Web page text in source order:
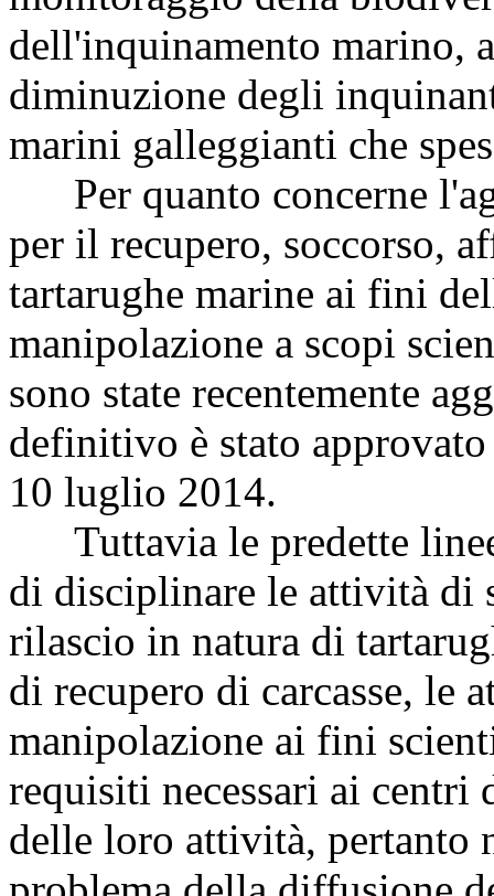
dell'inquinamento marino,
diminuzione degli
marini galleggianti che
Per quanto concerne
per il recupero, soccorso,
tartarughe marine ai fini
manipolazione a scopi
sono state recentemente
definitivo è stato
10 luglio 2014.
Tuttavia le predette
di disciplinare le attività di
rilascio in natura di
di recupero di carcasse, le
manipolazione ai fini
requisiti necessari ai
delle loro attività, pertanto